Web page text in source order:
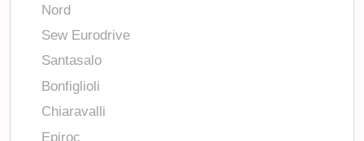
Nord
Sew Eurodrive
Santasalo
Bonfiglioli
Chiaravalli
Epiroc